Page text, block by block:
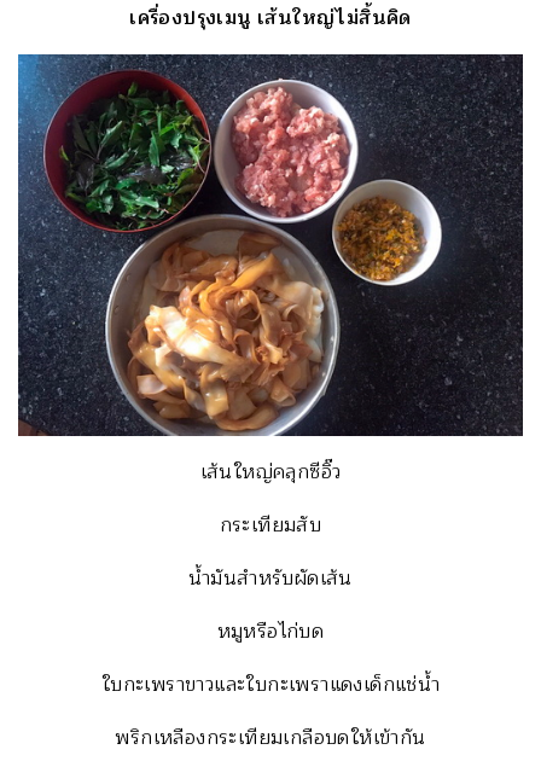
เครื่องปรุงเมนู เส้นใหญ่ไม่สิ้นคิด
เส้นใหญ่คลุกซีอิ๊ว
กระเทียมสับ
น้ำมันสำหรับผัดเส้น
หมูหรือไก่บด
ใบกะเพราขาวและใบกะเพราแดงเด็กแช่น้ำ
พริกเหลืองกระเทียมเกลือบดให้เข้ากัน